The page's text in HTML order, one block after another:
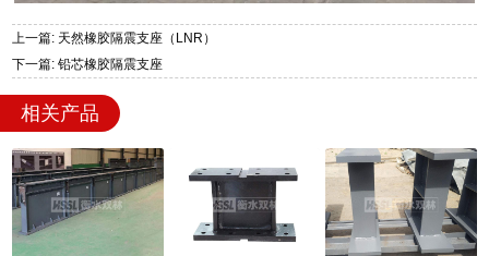
上一篇: 天然橡胶隔震支座（LNR）
下一篇: 铅芯橡胶隔震支座
相关产品